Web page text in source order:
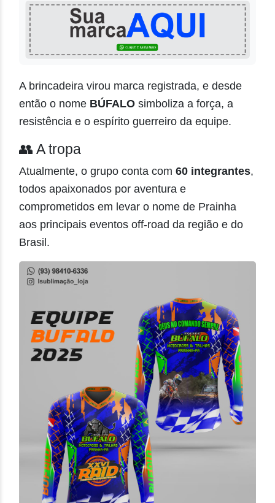
A brincadeira virou marca registrada, e desde
então o nome BÚFALO simboliza a força, a
resistência e o espírito guerreiro da equipe.
👥 A tropa
Atualmente, o grupo conta com 60 integrantes,
todos apaixonados por aventura e
comprometidos em levar o nome de Prainha
aos principais eventos off-road da região e do
Brasil.